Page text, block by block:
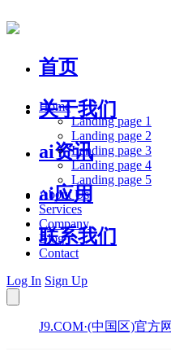
首页
关于我们
ai资讯
ai应用
联系我们
Home
Landing page 1
Landing page 2
Landing page 3
Landing page 4
Landing page 5
About Us
Services
Company
Blog
Contact
Log In Sign Up
J9.COM·(中国区)官方